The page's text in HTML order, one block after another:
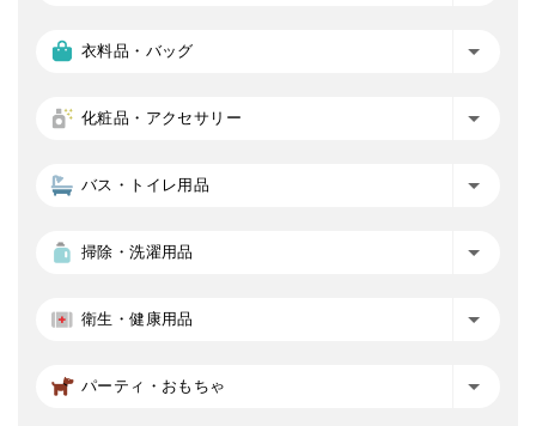
衣料品・バッグ
化粧品・アクセサリー
バス・トイレ用品
掃除・洗濯用品
衛生・健康用品
パーティ・おもちゃ